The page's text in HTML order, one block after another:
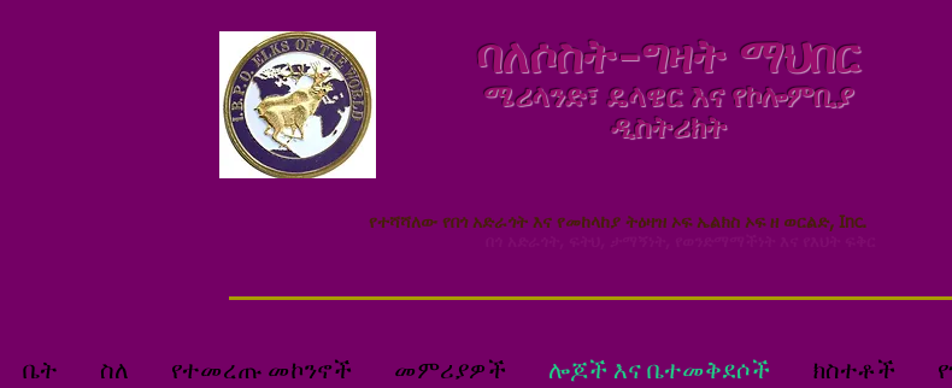
ባለሶስት-ግዛት ማህበር
ሜሪላንድ፣ ዴላዌር እና የኮሎምቢያ
ዲስትሪክት
የተሻሻለው የበጎ አድራጎት እና የመከላከያ ትዕዛዝ ኦፍ ኤልክስ ኦፍ ዘ ወርልድ, Inc.
ቤት ስለ የተመረጡ መኮንኖች መምሪያዎች ሎጆች እና ቤተመቅደሶች ክስተቶች